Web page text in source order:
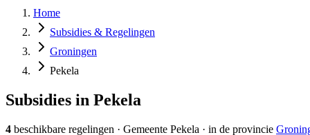
Home
Subsidies & Regelingen
Groningen
Pekela
Subsidies in Pekela
4 beschikbare regelingen · Gemeente Pekela · in de provincie